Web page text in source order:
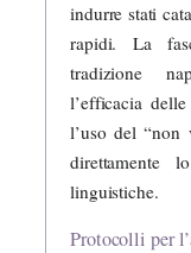
indurre stati
rapidi. La
tradizione
l’efficacia
l’uso del “non
direttamente
linguistiche.
Protocolli per